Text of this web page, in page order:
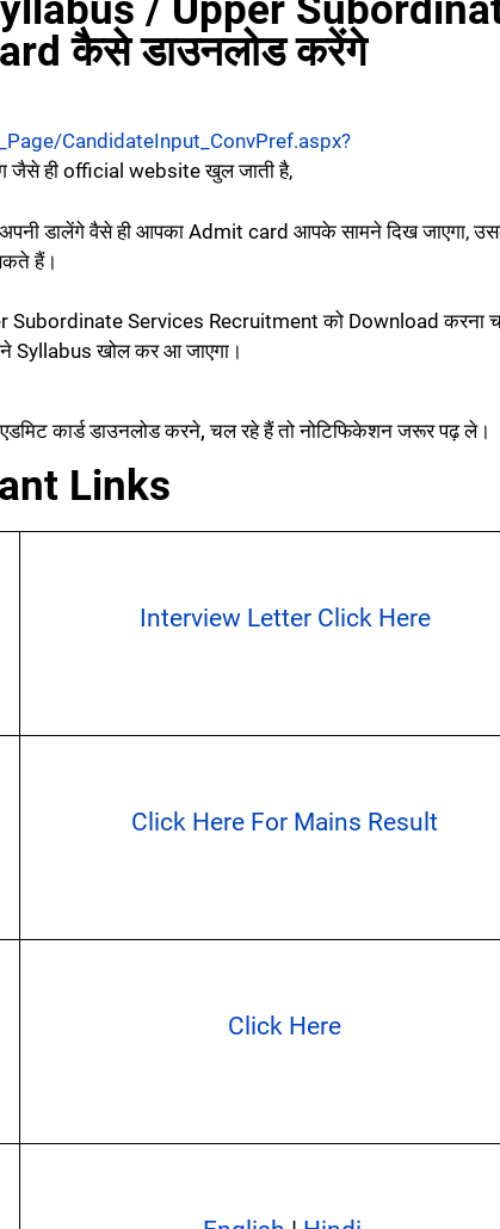
/ Upper
कैसे डाउनलोड करेंगे
CandidateInput_ConvPref.aspx?
जैसे ही official website खुल जाती है,
डालेंगे वैसे ही आपका Admit card आपके सामने दिख जाएगा,
हैं।
Services Recruitment को Download करना
Syllabus खोल कर आ जाएगा।
कार्ड डाउनलोड करने, चल रहे हैं तो नोटिफिकेशन जरूर पढ़ ले।
Links
Interview Letter Click Here
Click Here For Mains Result
Click Here